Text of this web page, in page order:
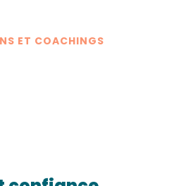
ET COACHINGS